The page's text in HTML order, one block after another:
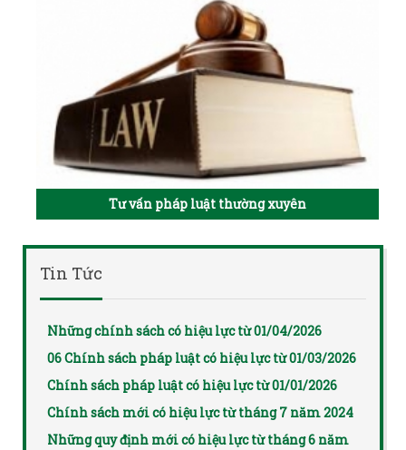
Tư vấn pháp luật thường xuyên
Tin Tức
Những chính sách có hiệu lực từ 01/04/2026
06 Chính sách pháp luật có hiệu lực từ 01/03/2026
Chính sách pháp luật có hiệu lực từ 01/01/2026
Chính sách mới có hiệu lực từ tháng 7 năm 2024
Những quy định mới có hiệu lực từ tháng 6 năm